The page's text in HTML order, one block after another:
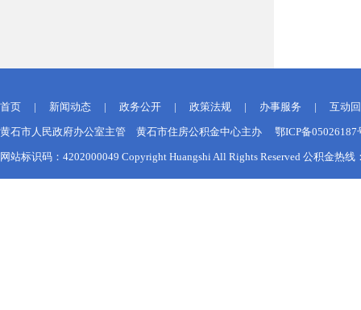
首页 | 新闻动态 | 政务公开 | 政策法规 | 办事服务 | 互动
黄石市人民政府办公室主管 黄石市住房公积金中心主办 鄂ICP备
网站标识码：4202000049 Copyright Huangshi All Rights Reserved 公积金热